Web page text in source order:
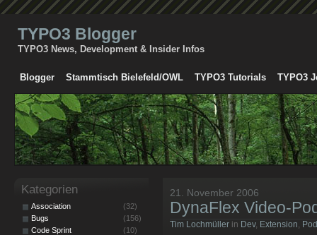
TYPO3 Blogger
TYPO3 News, Development & Insider Infos
Blogger Stammtisch Bielefeld/OWL TYPO3 Tutorials TYPO3
21. November 2006
DynaFlex Video-
Tim Lochmüller in Dev, Extension,
Kategorien
Association
(32)
Bugs
(156)
Code Sprint
(10)